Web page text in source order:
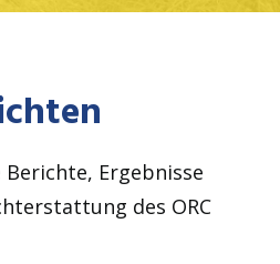
Ergebnisse
des ORC